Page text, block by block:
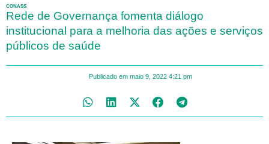
CONASS
Rede de Governança fomenta diálogo
institucional para a melhoria das ações e serviços
públicos de saúde
Publicado em maio 9, 2022 4:21 pm